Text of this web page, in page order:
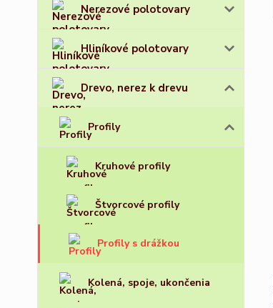
Nerezové polotovary
Hliníkové polotovary
Drevo, nerez k drevu
Profily
Kruhové profily
Štvorcové profily
Profily s drážkou
Kolená, spoje, ukončenia